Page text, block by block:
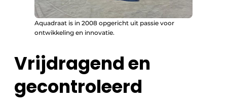
Aquadraat is in 2008 opgericht uit passie voor
ontwikkeling en innovatie.
Vrijdragend en
gecontroleerd